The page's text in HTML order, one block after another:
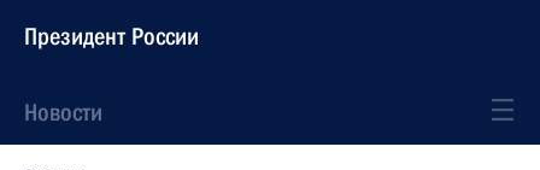
Президент России
Новости